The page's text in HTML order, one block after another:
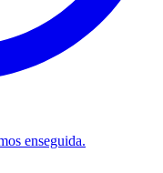
enseguida.